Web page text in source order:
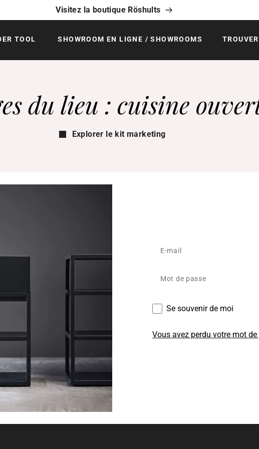
Visitez la boutique Röshults
TOOL SHOWROOM EN LIGNE / SHOWROOMS
du lieu : cuisine
Explorer le kit marketing
Se souvenir de moi
Vous avez perdu votre mot de